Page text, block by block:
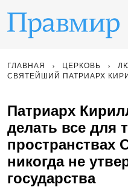
ГЛАВНАЯ ЦЕРКОВЬ
СВЯТЕЙШИЙ ПАТРИАРХ
Патриарх
делать все для
пространствах
никогда не
государства